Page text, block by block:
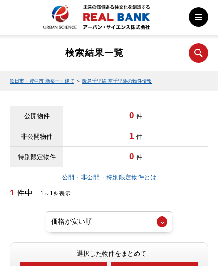
検索結果一覧
吹田市・豊中市 新築一戸建て ＞ 阪急千里線 南千里駅の物件情報
公開物件 0 件
非公開物件 1 件
特別限定物件 0 件
公開・非公開・特別限定物件とは
1 件中 1～1を表示
選択した物件をまとめて